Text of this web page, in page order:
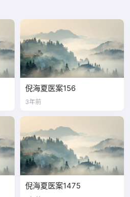
倪海夏医案156
3年前
倪海夏医案1475